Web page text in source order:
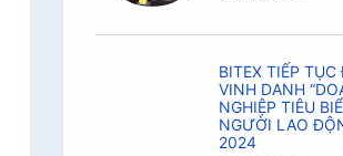
BITEX TIẾP
VINH DANH
NGHIỆP TIÊU
NGƯỜI LAO
2024